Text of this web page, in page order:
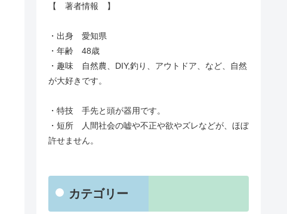
【 著者情報 】
・出身 愛知県
・年齢 48歳
・趣味 自然農、DIY,釣り、アウトドア、など、自然
が大好きです。
・特技 手先と頭が器用です。
・短所 人間社会の嘘や不正や欲やズレなどが、ほぼ
許せません。
カテゴリー